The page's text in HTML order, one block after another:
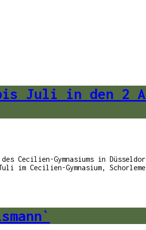
Juli in den 2
Cecilien-Gymnasiums in
Cecilien-Gymnasium,